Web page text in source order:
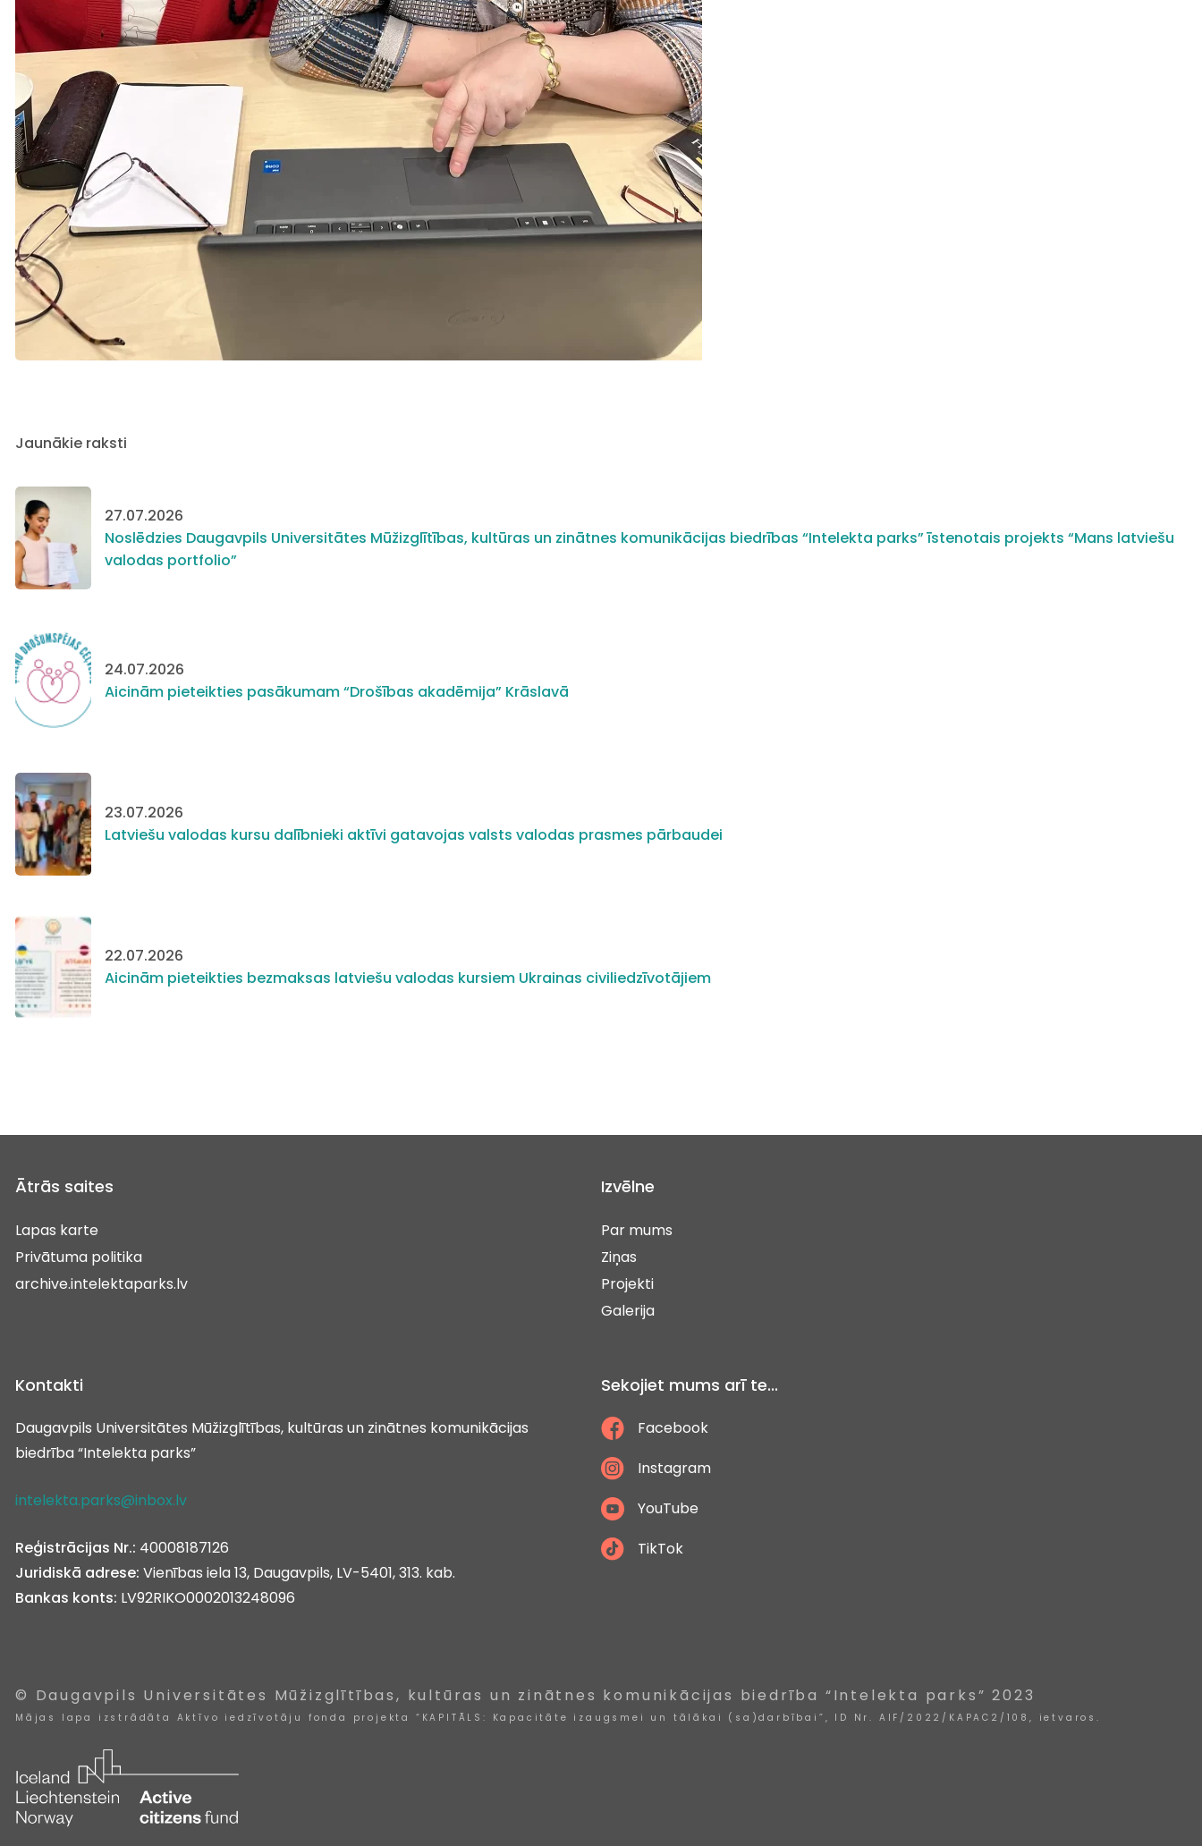
Jaunākie raksti
27.07.2026
Noslēdzies Daugavpils Universitātes Mūžizglītības, kultūras un zinātnes komunikācijas biedrības “Intelekta parks” īstenotais projekts “Mans latviešu
valodas portfolio”
24.07.2026
Aicinām pieteikties pasākumam “Drošības akadēmija” Krāslavā
23.07.2026
Latviešu valodas kursu dalībnieki aktīvi gatavojas valsts valodas prasmes pārbaudei
22.07.2026
Aicinām pieteikties bezmaksas latviešu valodas kursiem Ukrainas civiliedzīvotājiem
Ātrās saites
Lapas karte
Privātuma politika
archive.intelektaparks.lv
Izvēlne
Par mums
Ziņas
Projekti
Galerija
Kontakti
Daugavpils Universitātes Mūžizglītības, kultūras un zinātnes komunikācijas
biedrība “Intelekta parks”
intelekta.parks@inbox.lv
Reģistrācijas Nr.: 40008187126
Juridiskā adrese: Vienības iela 13, Daugavpils, LV-5401, 313. kab.
Bankas konts: LV92RIKO0002013248096
Sekojiet mums arī te...
Facebook
Instagram
YouTube
TikTok
© Daugavpils Universitātes Mūžizglītības, kultūras un zinātnes komunikācijas biedrība “Intelekta parks” 2023
Mājas lapa izstrādāta Aktīvo iedzīvotāju fonda projekta “KAPITĀLS: Kapacitāte izaugsmei un tālākai (sa)darbībai”, ID Nr. AIF/2022/KAPAC2/108, ietvaros.